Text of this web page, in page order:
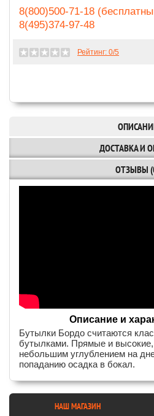
8(800)500-71-18
8(495)374-97-48
Рейтинг: 0/5
ДОСТАВКА И
ОТЗЫВЫ
Описание и
Бутылки Бордо считаются
бутылками. Прямые и
небольшим углублением на
попаданию осадка в бокал.
НАШ МАГАЗИН